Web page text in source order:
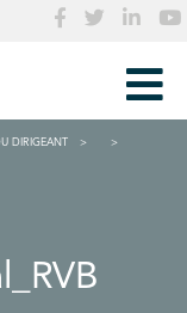
DIRIGEANT